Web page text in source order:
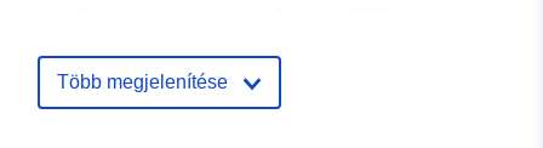
2026
Több megjelenítése